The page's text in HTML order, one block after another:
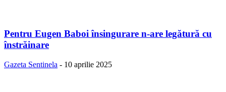
Pentru Eugen Baboi însingurare n-are legătură cu
înstrăinare
Gazeta Sentinela - 10 aprilie 2025